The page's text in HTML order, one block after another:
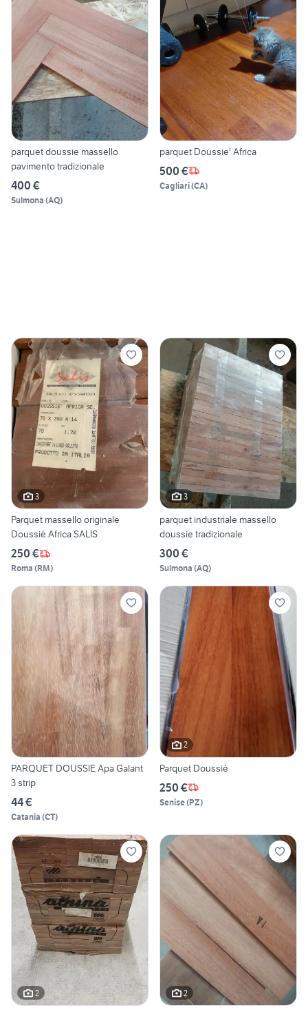
parquet doussie massello
pavimento tradizionale
400 €
Sulmona (AQ)
parquet Doussie' Africa
500 €
Cagliari(CA)
3
Parquet massello originale
Doussié Africa SALIS
250 €
Roma (RM)
3
parquet industriale massello
doussie tradizionale
300 €
Sulmona (AQ)
PARQUET DOUSSIE Apa Galant
3 strip
44 €
Catania (CT)
2
Parquet Doussié
250 €
Senise(PZ)
2 2